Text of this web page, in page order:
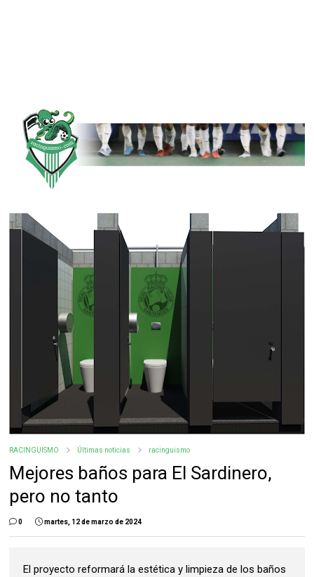
RACINGUISMO Últimas noticias racinguismo
Mejores baños para El Sardinero,
pero no tanto
0 martes, 12 de marzo de 2024
El proyecto reformará la estética y limpieza de los baños